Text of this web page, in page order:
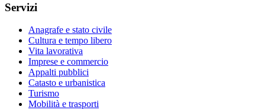
Servizi
Anagrafe e stato civile
Cultura e tempo libero
Vita lavorativa
Imprese e commercio
Appalti pubblici
Catasto e urbanistica
Turismo
Mobilità e trasporti